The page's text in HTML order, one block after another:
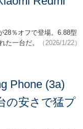
28％オフで登場。6.88型
た一台だ。
（2026/1/22）
Phone (3a)
の安さで猛プ